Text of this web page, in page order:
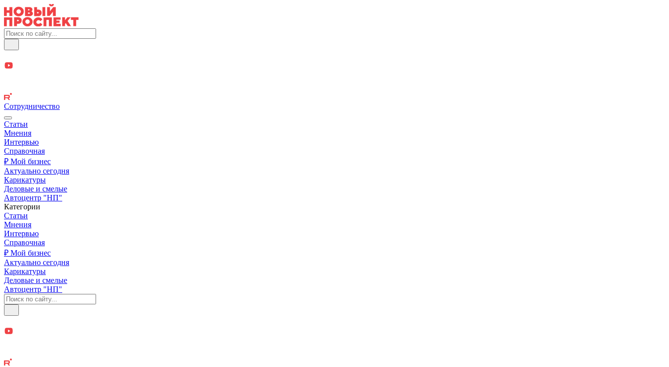
Сотрудничество
Статьи
Мнения
Интервью
Справочная
₽ Мой бизнес
Актуально сегодня
Карикатуры
Деловые и смелые
Автоцентр "НП"
Категории
Статьи
Мнения
Интервью
Справочная
₽ Мой бизнес
Актуально сегодня
Карикатуры
Деловые и смелые
Автоцентр "НП"